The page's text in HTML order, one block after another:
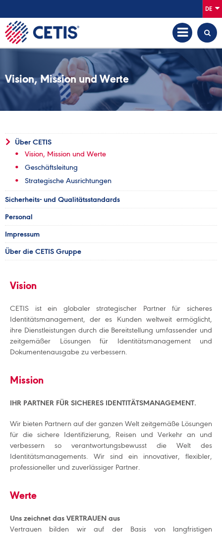
DE
Vision, Mission und Werte
Über CETIS
Vision, Mission und Werte
Geschäftsleitung
Strategische Ausrichtungen
Sicherheits- und Qualitätsstandards
Personal
Impressum
Über die CETIS Gruppe
Vision
CETIS ist ein globaler strategischer Partner für sicheres
Identitätsmanagement, der es Kunden weltweit ermöglicht,
ihre Dienstleistungen durch die Bereitstellung umfassender und
zeitgemäßer Lösungen für Identitätsmanagement und
Dokumentenausgabe zu verbessern.
Mission
IHR PARTNER FÜR SICHERES IDENTITÄTSMANAGEMENT.
Wir bieten Partnern auf der ganzen Welt zeitgemäße Lösungen
für die sichere Identifizierung, Reisen und Verkehr an und
verbessern so verantwortungsbewusst die Welt des
Identitätsmanagements. Wir sind ein innovativer, flexibler,
professioneller und zuverlässiger Partner.
Werte
Uns zeichnet das VERTRAUEN aus
Vertrauen bilden wir auf der Basis von langfristigen